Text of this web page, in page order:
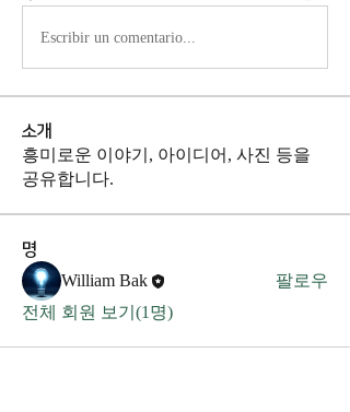
Escribir un comentario...
소개
흥미로운 이야기, 아이디어, 사진 등을
공유합니다.
명
William Bak
팔로우
전체 회원 보기(1명)